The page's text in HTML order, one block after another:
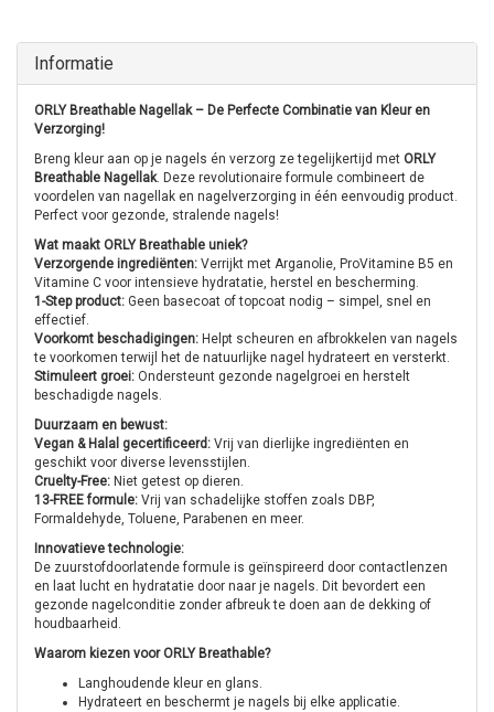
Informatie
ORLY Breathable Nagellak – De Perfecte Combinatie van Kleur en
Verzorging!
Breng kleur aan op je nagels én verzorg ze tegelijkertijd met ORLY
Breathable Nagellak. Deze revolutionaire formule combineert de
voordelen van nagellak en nagelverzorging in één eenvoudig product.
Perfect voor gezonde, stralende nagels!
Wat maakt ORLY Breathable uniek?
Verzorgende ingrediënten: Verrijkt met Arganolie, ProVitamine B5 en
Vitamine C voor intensieve hydratatie, herstel en bescherming.
1-Step product: Geen basecoat of topcoat nodig – simpel, snel en
effectief.
Voorkomt beschadigingen: Helpt scheuren en afbrokkelen van nagels
te voorkomen terwijl het de natuurlijke nagel hydrateert en versterkt.
Stimuleert groei: Ondersteunt gezonde nagelgroei en herstelt
beschadigde nagels.
Duurzaam en bewust:
Vegan & Halal gecertificeerd: Vrij van dierlijke ingrediënten en
geschikt voor diverse levensstijlen.
Cruelty-Free: Niet getest op dieren.
13-FREE formule: Vrij van schadelijke stoffen zoals DBP,
Formaldehyde, Toluene, Parabenen en meer.
Innovatieve technologie:
De zuurstofdoorlatende formule is geïnspireerd door contactlenzen
en laat lucht en hydratatie door naar je nagels. Dit bevordert een
gezonde nagelconditie zonder afbreuk te doen aan de dekking of
houdbaarheid.
Waarom kiezen voor ORLY Breathable?
Langhoudende kleur en glans.
Hydrateert en beschermt je nagels bij elke applicatie.